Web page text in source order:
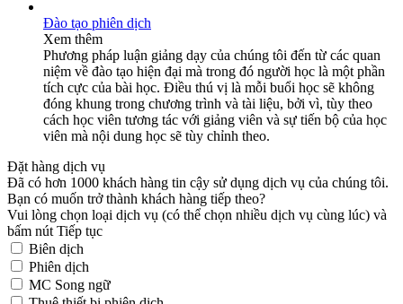
Đào tạo phiên dịch
Xem thêm
Phương pháp luận giảng dạy của chúng tôi đến từ các quan
niệm về đào tạo hiện đại mà trong đó người học là một phần
tích cực của bài học. Điều thú vị là mỗi buổi học sẽ không
đóng khung trong chương trình và tài liệu, bởi vì, tùy theo
cách học viên tương tác với giảng viên và sự tiến bộ của học
viên mà nội dung học sẽ tùy chỉnh theo.
Đặt hàng dịch vụ
Đã có hơn 1000 khách hàng tin cậy sử dụng dịch vụ của chúng tôi.
Bạn có muốn trở thành khách hàng tiếp theo?
Vui lòng chọn loại dịch vụ (có thể chọn nhiều dịch vụ cùng lúc) và
bấm nút Tiếp tục
Biên dịch
Phiên dịch
MC Song ngữ